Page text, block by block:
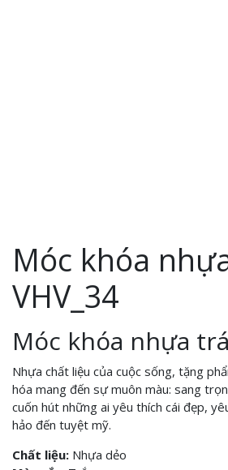
Móc khóa
VHV_34
Móc khóa nhựa
Nhựa chất liệu của cuộc sống, tặng
hóa mang đến sự muôn màu: sang
cuốn hút những ai yêu thích cái đẹp,
hảo đến tuyệt mỹ.
Chất liệu: Nhựa dẻo